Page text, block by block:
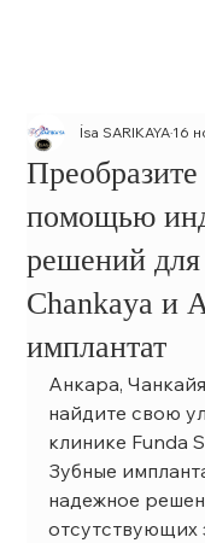
помощью
решений для
Chankaya и
имплантат
İsa SARIKAYA16
Анкара,
найдите свою
клинике Funda
Зубные
надежное
отсутствующих